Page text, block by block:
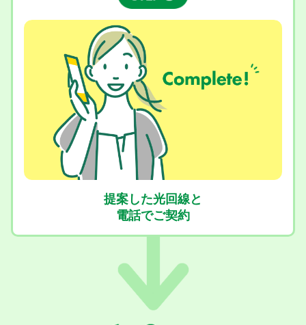
提案した光回線と
電話でご契約